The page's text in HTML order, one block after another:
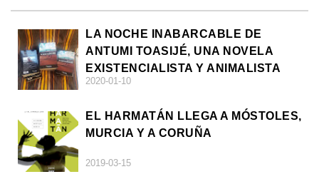
LA NOCHE INABARCABLE DE
ANTUMI TOASIJÉ, UNA NOVELA
EXISTENCIALISTA Y ANIMALISTA
2020-01-10
EL HARMATÁN LLEGA A MÓSTOLES,
MURCIA Y A CORUÑA
2019-03-15